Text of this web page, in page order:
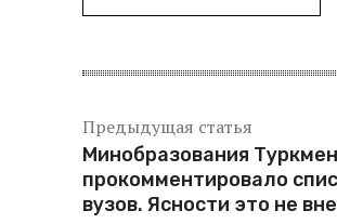
Предыдущая статья
Минобразования
прокомментировало
вузов. Ясности это не